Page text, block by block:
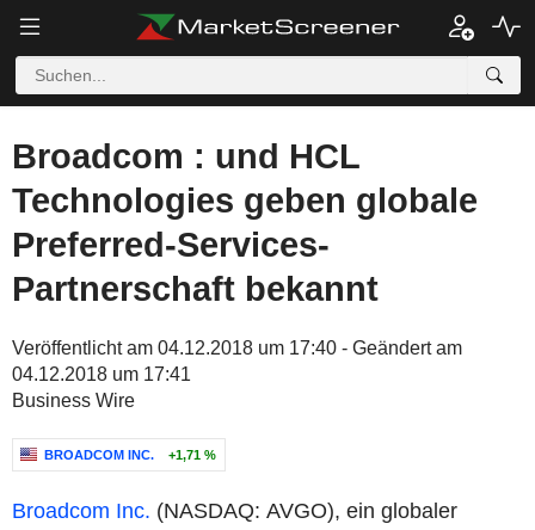
Broadcom : und HCL
Technologies geben globale
Preferred-Services-
Partnerschaft bekannt
Veröffentlicht am 04.12.2018 um 17:40 - Geändert am
04.12.2018 um 17:41
Business Wire
BROADCOM INC. +1,71 %
Broadcom Inc. (NASDAQ: AVGO), ein globaler